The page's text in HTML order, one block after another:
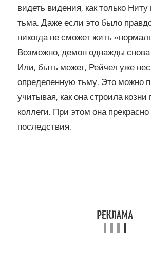
видеть видения, как только
тьма. Даже если это было
никогда не сможет жить
Возможно, демон однажды снова
Или, быть может, Рейчел уже
определенную тьму. Это можно
учитывая, как она строила козни
коллеги. При этом она
последствия.